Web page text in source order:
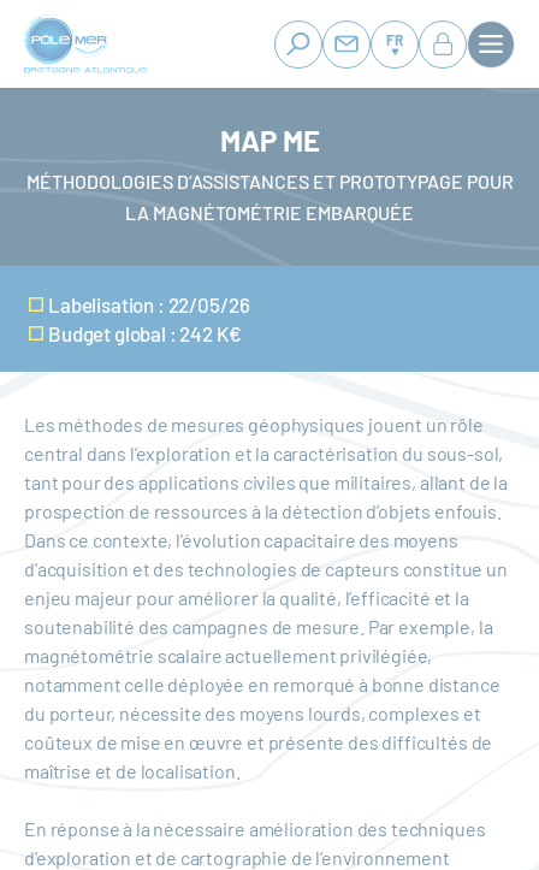
Panneau de gestion des cookies
Aller
contenu
FR
MAP ME
MÉTHODOLOGIES D’ASSISTANCES ET PROTOTYPAGE POUR
LA MAGNÉTOMÉTRIE EMBARQUÉE
Labelisation : 22/05/26
Budget global : 242 K€
Les méthodes de mesures géophysiques jouent un rôle
central dans l’exploration et la caractérisation du sous-sol,
tant pour des applications civiles que militaires, allant de la
prospection de ressources à la détection d’objets enfouis.
Dans ce contexte, l’évolution capacitaire des moyens
d’acquisition et des technologies de capteurs constitue un
enjeu majeur pour améliorer la qualité, l’efficacité et la
soutenabilité des campagnes de mesure. Par exemple, la
magnétométrie scalaire actuellement privilégiée,
notamment celle déployée en remorqué à bonne distance
du porteur, nécessite des moyens lourds, complexes et
coûteux de mise en œuvre et présente des difficultés de
maîtrise et de localisation.
En réponse à la nécessaire amélioration des techniques
d’exploration et de cartographie de l’environnement